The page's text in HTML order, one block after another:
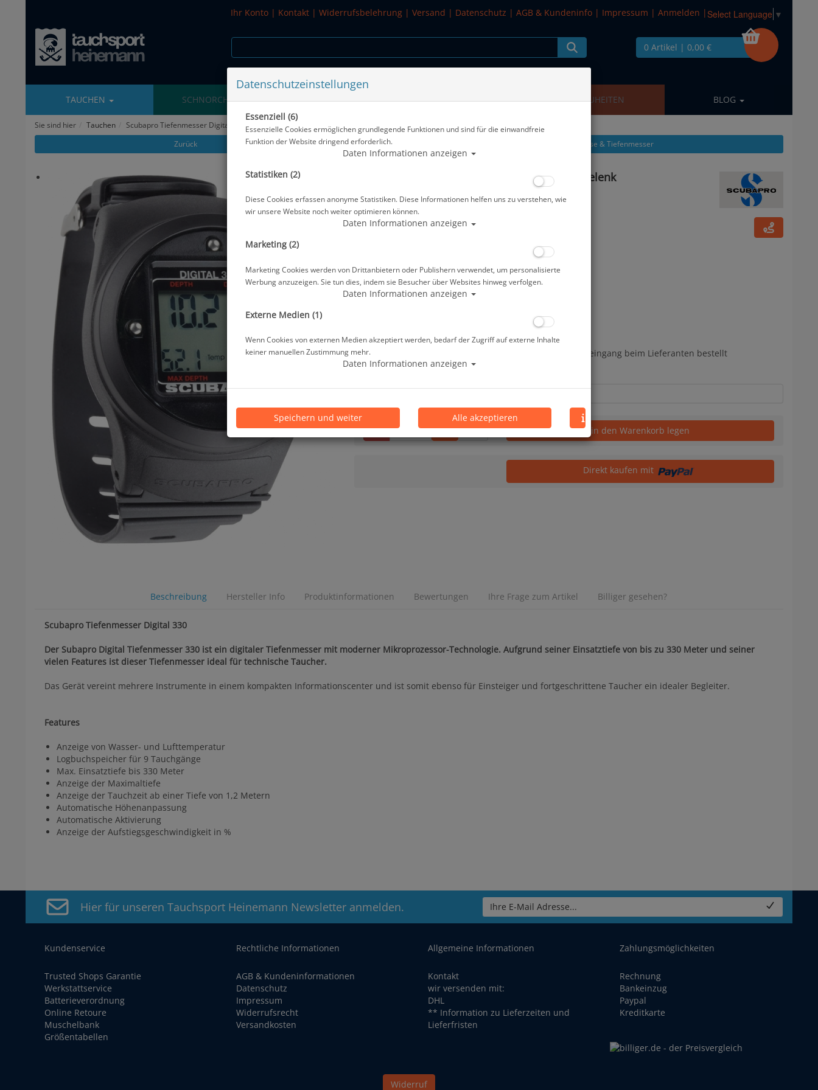
Ihr Konto | Kontakt | Widerrufsbelehrung | Versand | Datenschutz | AGB & Kundeninfo | Impressum | Anmelden | Select Language ▼
0 Artikel | 0,00 €
TAUCHEN SCHNORCHELN WASSERSPORT SALE NEUHEITEN BLOG
Sie sind hier Tauchen
Scubapro Tiefenmesser Digital 330 M - Handgelenk
Zurück
Alle Artikel zeigen aus: Kompasse & Tiefenmesser
Scubapro Tiefenmesser Digital 330 M - Handgelenk
Artikelnr.: scu-05014110
Herstellerpreis: 185,00 €
Lieferbar in 1-2 Wochen, der Artikel wird nach Bestelleingang beim Lieferanten bestellt
Stk. in den Warenkorb legen
Direkt kaufen mit
Beschreibung Hersteller Info Produktinformationen Bewertungen Ihre Frage zum Artikel Billiger gesehen?
Scubapro Tiefenmesser Digital 330
Der Subapro Digital Tiefenmesser 330 ist ein digitaler Tiefenmesser mit moderner Mikroprozessor-Technologie. Aufgrund seiner Einsatztiefe von bis zu 330 Meter und seiner
vielen Features ist dieser Tiefenmesser ideal für technische Taucher.
Das Gerät vereint mehrere Instrumente in einem kompakten Informationscenter und ist somit ebenso für Einsteiger und fortgeschrittene Taucher ein idealer Begleiter.
Features
Anzeige von Wasser- und Lufttemperatur
Logbuchspeicher für 9 Tauchgänge
Max. Einsatztiefe bis 330 Meter
Anzeige der Maximaltiefe
Anzeige der Tauchzeit ab einer Tiefe von 1,2 Metern
Automatische Höhenanpassung
Automatische Aktivierung
Anzeige der Aufstiegsgeschwindigkeit in %
Hier für unseren Tauchsport Heinemann Newsletter anmelden. Ihre E-Mail Adresse...
Kundenservice
Trusted Shops Garantie
Werkstattservice
Batterieverordnung
Online Retoure
Muschelbank
Größentabellen
Rechtliche Informationen
AGB & Kundeninformationen
Datenschutz
Impressum
Widerrufsrecht
Versandkosten
Allgemeine Informationen
Kontakt
wir versenden mit:
DHL
** Information zu Lieferzeiten und
Lieferfristen
Zahlungsmöglichkeiten
Rechnung
Bankeinzug
Paypal
Kreditkarte
Widerruf
Datenschutzeinstellungen
Essenziell (6)
Essenzielle Cookies ermöglichen grundlegende Funktionen und sind für die einwandfreie
Funktion der Website dringend erforderlich.
Daten Informationen anzeigen
Statistiken (2)
Diese Cookies erfassen anonyme Statistiken. Diese Informationen helfen uns zu verstehen, wie
wir unsere Website noch weiter optimieren können.
Daten Informationen anzeigen
Marketing (2)
Marketing Cookies werden von Drittanbietern oder Publishern verwendet, um personalisierte
Werbung anzuzeigen. Sie tun dies, indem sie Besucher über Websites hinweg verfolgen.
Daten Informationen anzeigen
Externe Medien (1)
Wenn Cookies von externen Medien akzeptiert werden, bedarf der Zugriff auf externe Inhalte
keiner manuellen Zustimmung mehr.
Daten Informationen anzeigen
Speichern und weiter Alle akzeptieren